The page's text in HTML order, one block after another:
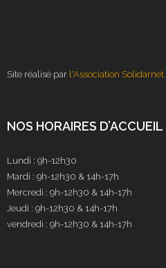
Site réalisé par l'Association Solidarnet.
NOS HORAIRES D’ACCUEIL
Lundi : 9h-12h30
Mardi : 9h-12h30 & 14h-17h
Mercredi : 9h-12h30 & 14h-17h
Jeudi : 9h-12h30 & 14h-17h
vendredi : 9h-12h30 & 14h-17h